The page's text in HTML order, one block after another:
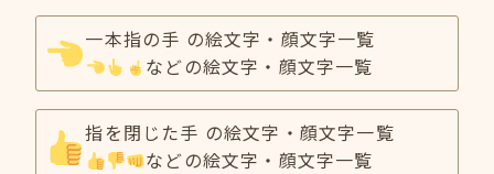
一本指の手 の絵文字・顔文字一覧
などの絵文字・顔文字一覧
指を閉じた手 の絵文字・顔文字一覧
などの絵文字・顔文字一覧